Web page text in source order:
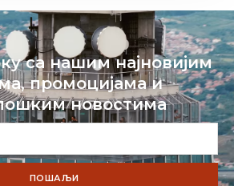
са нашим најновијим
промоцијама и
новостима
ПОШАЉИ